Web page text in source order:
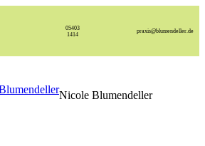
05403
1414
praxis@blumendeller.de
Nicole Blumendeller